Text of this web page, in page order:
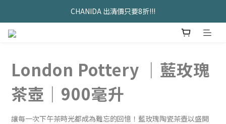
久坐神器>>坐&靠墊組合只要$1488
CHANIDA 出清價只要8折!!!
London Pottery ｜藍玫瑰
茶壺｜900毫升
讓每一次下午茶時光都成為難忘的回憶！藍玫瑰陶瓷茶壺以盛開